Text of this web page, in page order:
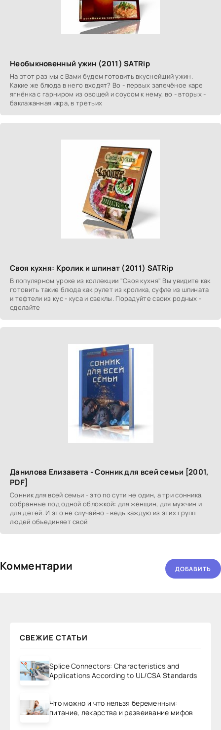
Необыкновенный ужин (2011) SATRip
На этот раз мы с Вами будем готовить вкуснейший ужин.
Какие же блюда в него входят? Во - первых запечёное каре
ягнёнка с гарниром из овощей и соусом к нему, во - вторых -
баклажанная икра, в третьих
Своя кухня: Кролик и шпинат (2011) SATRip
В популярном уроке из коллекции "Своя кухня" Вы увидите как
готовить такие блюда как рулет из кролика, суфле из шпината
и тефтели из кус - куса и свеклы. Порадуйте своих родных -
сделайте
Данилова Елизавета - Сонник для всей семьи [2001,
PDF]
Сонник для всей семьи - это по сути не один, а три сонника,
собранные под одной обложкой: для женщин, для мужчин и
для детей. И это не случайно - ведь каждую из этих групп
людей объединяет свой
Комментарии ДОБАВИТЬ
СВЕЖИЕ СТАТЬИ
Splice Connectors: Characteristics and
Applications According to UL/CSA Standards
Что можно и что нельзя беременным:
питание, лекарства и развеивание мифов